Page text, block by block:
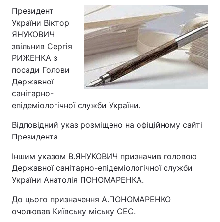
Президент
України Віктор
ЯНУКОВИЧ
звільнив Сергія
РИЖЕНКА з
посади Голови
Державної
санітарно-
епідеміологічної служби України.
Відповідний указ розміщено на офіційному сайті
Президента.
Іншим указом В.ЯНУКОВИЧ призначив головою
Державної санітарно-епідеміологічної служби
України Анатолія ПОНОМАРЕНКА.
До цього призначення А.ПОНОМАРЕНКО
очолював Київську міську СЕС.